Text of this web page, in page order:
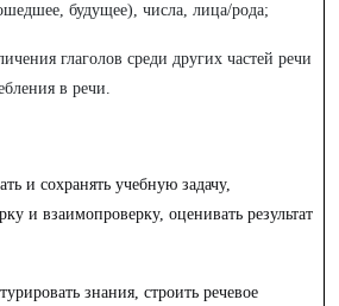
будущее), числа, лица/рода;
глаголов среди других частей речи
в речи.
и сохранять учебную задачу,
и взаимопроверку, оценивать результат
знания, строить речевое